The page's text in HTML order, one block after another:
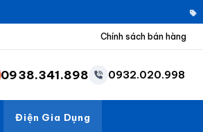
Chính sách bán hàng
0938.341.898 0932.020.998
Điện Gia Dụng